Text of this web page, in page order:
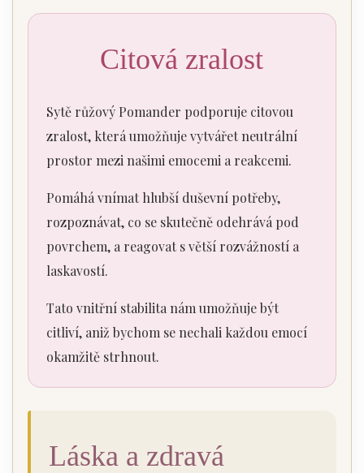
Citová zralost
Sytě růžový Pomander podporuje citovou
zralost, která umožňuje vytvářet neutrální
prostor mezi našimi emocemi a reakcemi.
Pomáhá vnímat hlubší duševní potřeby,
rozpoznávat, co se skutečně odehrává pod
povrchem, a reagovat s větší rozvážností a
laskavostí.
Tato vnitřní stabilita nám umožňuje být
citliví, aniž bychom se nechali každou emocí
okamžitě strhnout.
Láska a zdravá